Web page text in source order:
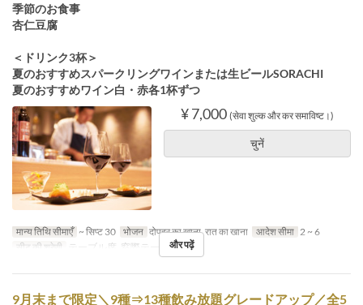
季節のお食事
杏仁豆腐
＜ドリンク3杯＞
夏のおすすめスパークリングワインまたは生ビールSORACHI
夏のおすすめワイン白・赤各1杯ずつ
¥ 7,000 (सेवा शुल्क और कर समाविष्ट।)
चुनें
मान्य तिथि सीमाएँ ~ सिप्ट 30 भोजन दोपहर का खाना, रात का खाना आदेश सीमा 2 ~ 6
सीट की श्रेणी
テーブル席, 窓際テーブル席
और पढ़ें
9月末まで限定＼9種⇒13種飲み放題グレードアップ／全5